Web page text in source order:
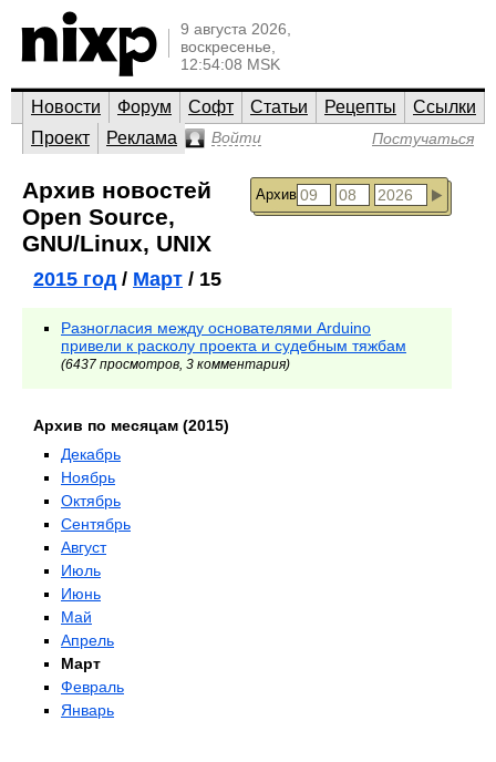
9 августа 2026,
воскресенье,
12:54:08 MSK
Новости Форум Софт Статьи Рецепты
Ссылки
Проект
Реклама Войти Постучаться
Архив
Архив новостей
Open Source,
GNU/Linux, UNIX
2015 год/ Март / 15
Разногласия между основателями Arduino
привели к расколу проекта и судебным тяжбам
(6437 просмотров, 3 комментария)
Архив по месяцам (2015)
Декабрь
Ноябрь
Октябрь
Сентябрь
Август
Июль
Июнь
Май
Апрель
Март
Февраль
Январь